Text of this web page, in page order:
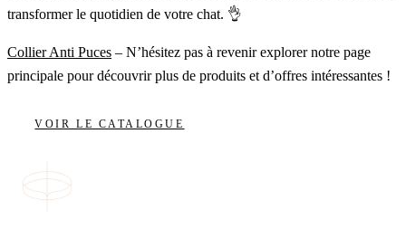
transformer le quotidien de votre chat. 👌
Collier Anti Puces – N’hésitez pas à revenir explorer notre page
principale pour découvrir plus de produits et d’offres intéressantes !
VOIR LE CATALOGUE